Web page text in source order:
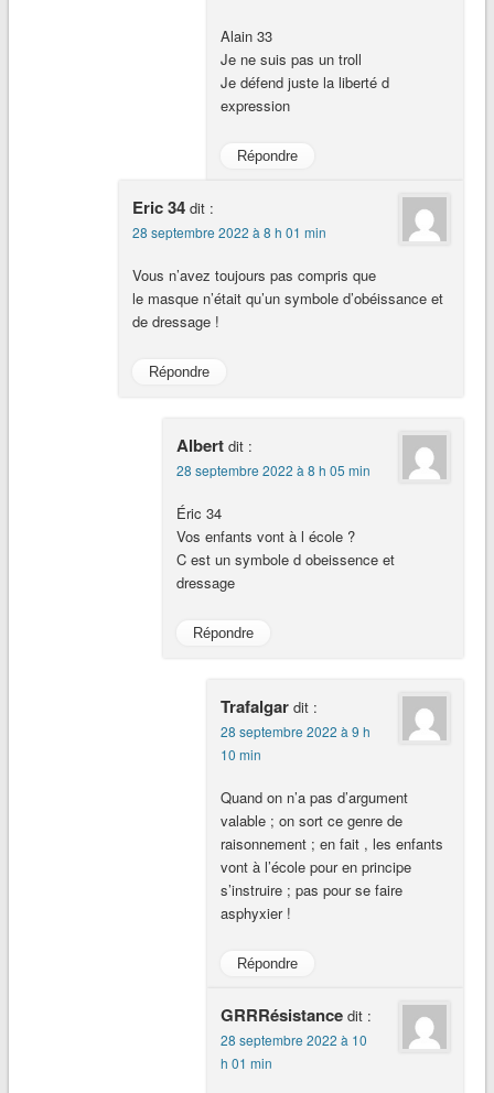
Alain 33
Je ne suis pas un troll
Je défend juste la liberté d
expression
Répondre
Eric 34 dit :
28 septembre 2022 à 8 h 01 min
Vous n’avez toujours pas compris que
le masque n’était qu’un symbole d’obéissance et
de dressage !
Répondre
Albert dit :
28 septembre 2022 à 8 h 05 min
Éric 34
Vos enfants vont à l école ?
C est un symbole d obeissence et
dressage
Répondre
Trafalgar dit :
28 septembre 2022 à 9 h
10 min
Quand on n’a pas d’argument
valable ; on sort ce genre de
raisonnement ; en fait , les enfants
vont à l’école pour en principe
s’instruire ; pas pour se faire
asphyxier !
Répondre
GRRRésistance dit :
28 septembre 2022 à 10
h 01 min